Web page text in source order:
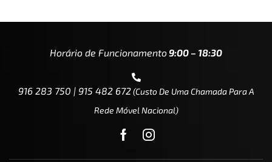
Horário de Funcionamento 9:00 – 18:30
916 283 750 | 915 482 672(custo De Uma Chamada Para A
Rede Móvel Nacional)